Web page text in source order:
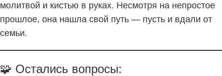
молитвой и кистью в руках. Несмотря на непростое
прошлое, она нашла свой путь — пусть и вдали от
семьи.
🧩 Остались вопросы: